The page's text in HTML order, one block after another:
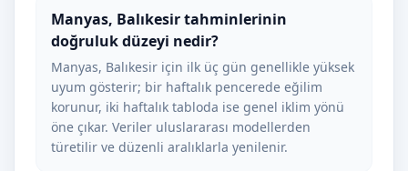
Manyas, Balıkesir tahminlerinin
doğruluk düzeyi nedir?
Manyas, Balıkesir için ilk üç gün genellikle yüksek
uyum gösterir; bir haftalık pencerede eğilim
korunur, iki haftalık tabloda ise genel iklim yönü
öne çıkar. Veriler uluslararası modellerden
türetilir ve düzenli aralıklarla yenilenir.